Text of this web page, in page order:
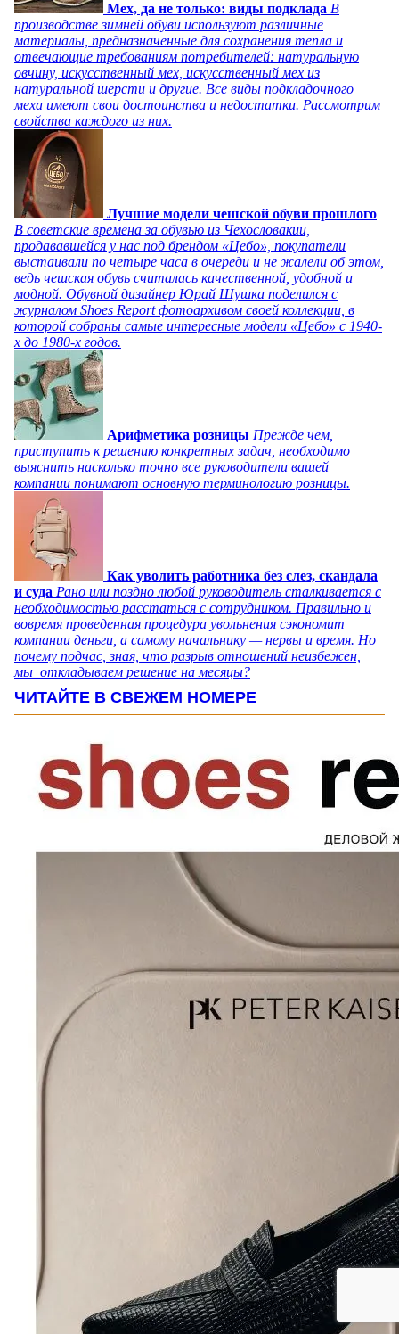
Мех, да не только: виды подклада В
производстве зимней обуви используют различные
материалы, предназначенные для сохранения тепла и
отвечающие требованиям потребителей: натуральную
овчину, искусственный мех, искусственный мех из
натуральной шерсти и другие. Все виды подкладочного
меха имеют свои достоинства и недостатки. Рассмотрим
свойства каждого из них.
Лучшие модели чешской обуви прошлого
В советские времена за обувью из Чехословакии,
продававшейся у нас под брендом «Цебо», покупатели
выстаивали по четыре часа в очереди и не жалели об этом,
ведь чешская обувь считалась качественной, удобной и
модной. Обувной дизайнер Юрай Шушка поделился с
журналом Shoes Report фотоархивом своей коллекции, в
которой собраны самые интересные модели «Цебо» с 1940-
х до 1980-х годов.
Арифметика розницы Прежде чем,
приступить к решению конкретных задач, необходимо
выяснить насколько точно все руководители вашей
компании понимают основную терминологию розницы.
Как уволить работника без слез, скандала
и суда Рано или поздно любой руководитель сталкивается с
необходимостью расстаться с сотрудником. Правильно и
вовремя проведенная процедура увольнения сэкономит
компании деньги, а самому начальнику — нервы и время. Но
почему подчас, зная, что разрыв отношений неизбежен,
мы откладываем решение на месяцы?
ЧИТАЙТЕ В СВЕЖЕМ НОМЕРЕ